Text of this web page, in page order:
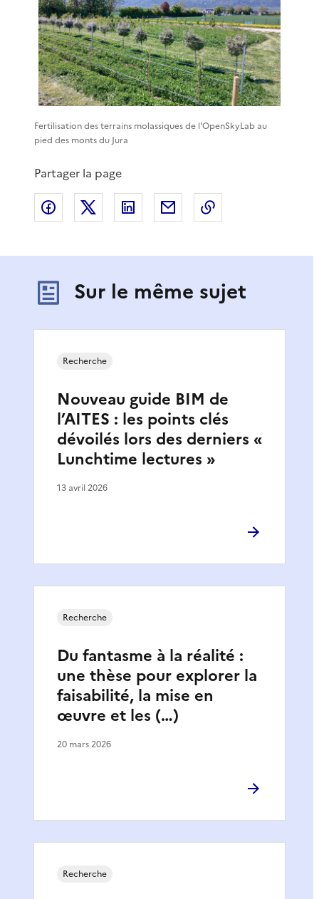
Fertilisation des terrains molassiques de l'OpenSkyLab au
pied des monts du Jura
Partager la page
Partager sur Facebook
Partager sur XPartager sur LinkedIn
Partager par email
Sur le même sujet
Nouveau guide BIM de
l’AITES : les points clés
dévoilés lors des derniers «
Lunchtime lectures »
Recherche
13 avril 2026
Du fantasme à la réalité :
une thèse pour explorer la
faisabilité, la mise en
œuvre et les (…)
Recherche
20 mars 2026
Recherche